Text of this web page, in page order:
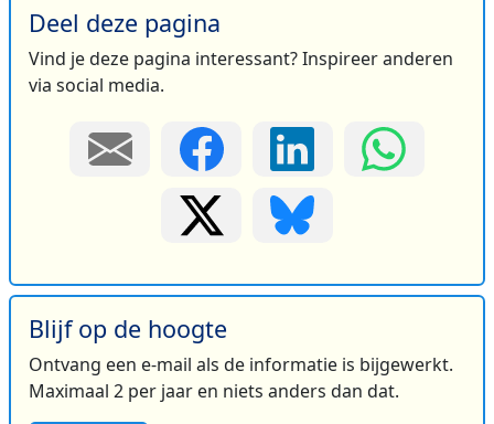
Deel deze pagina
Vind je deze pagina interessant? Inspireer anderen
via social media.
Blijf op de hoogte
Ontvang een e-mail als de informatie is bijgewerkt.
Maximaal 2 per jaar en niets anders dan dat.